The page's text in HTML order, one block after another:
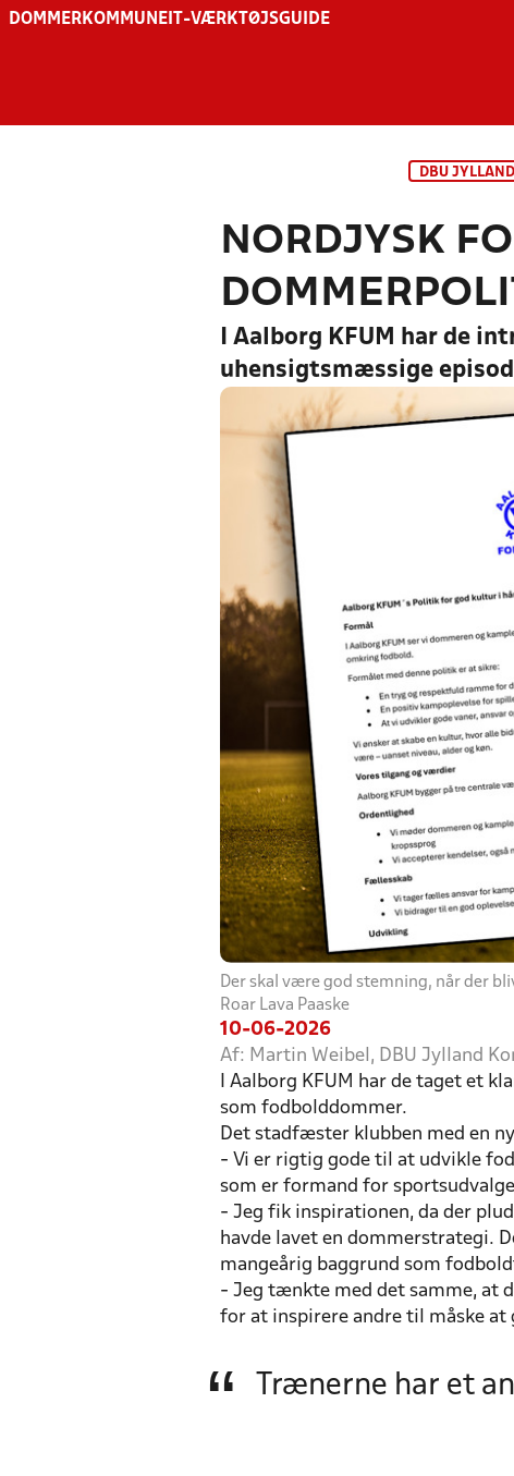
DOMMER KOMMUNE IT-VÆRKTØJSGUIDE
DBU JYLLAND
NORDJYSK
I Aalborg KFUM har de
uhensigtsmæssige
Der skal være god stemning, når der
Roar Lava Paaske
10-06-2026
Af: Martin Weibel, DBU Jylland
I Aalborg KFUM har de taget et
som fodbolddommer.
Det stadfæster klubben med en
- Vi er rigtig gode til at udvikle
som er formand for
- Jeg fik inspirationen, da der
havde lavet en dommerstrategi.
mangeårig baggrund som
- Jeg tænkte med det samme, at
for at inspirere andre til måske at
Trænerne har et